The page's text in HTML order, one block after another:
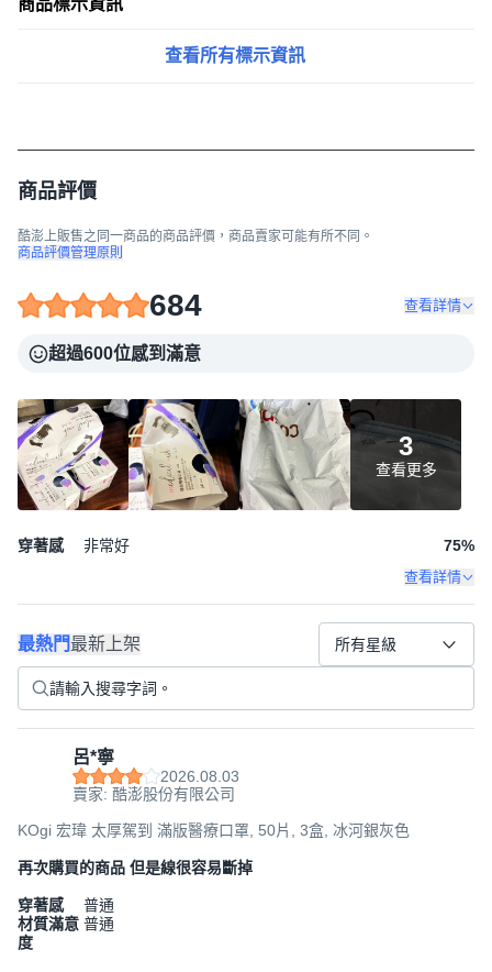
查看所有標示資訊
商品評價
酷澎上販售之同一商品的商品評價，商品賣家可能有所不同。
商品評價管理原則
684 查看詳情
超過600位感到滿意
3
查看更多
穿著感 非常好 75%
查看詳情
最熱門最新上架 所有星級
呂*寧
2026.08.03
賣家: 酷澎股份有限公司
KOgi 宏瑋 太厚駕到 滿版醫療口罩, 50片, 3盒, 冰河銀灰色
再次購買的商品 但是線很容易斷掉
穿著感
普通
材質滿意
度
普通